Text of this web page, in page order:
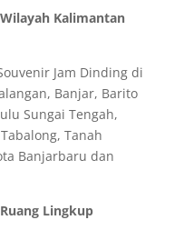
Kalimantan
Jam Dinding di
Banjar, Barito
Sungai Tengah,
Tanah
Banjarbaru dan
Lingkup